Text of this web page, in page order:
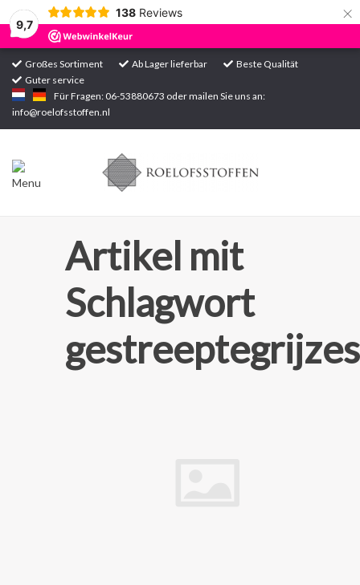
9,7
138 Reviews ×
Großes Sortiment Ab Lager lieferbar
Beste Qualität
Guter service
Für Fragen: 06-53880673 oder mailen Sie uns an:
info@roelofsstoffen.nl
Startseite
Sortiment
Artikel mit
Schlagwort